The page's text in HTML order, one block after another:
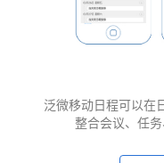
泛微移动日程可以在
整合会议、任